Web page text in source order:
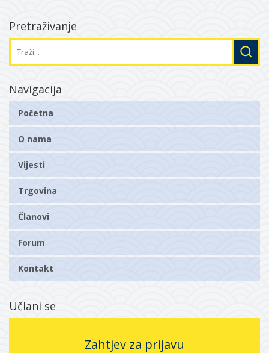
Pretraživanje
Navigacija
Početna
O nama
Vijesti
Trgovina
Članovi
Forum
Kontakt
Učlani se
Zahtjev za prijavu